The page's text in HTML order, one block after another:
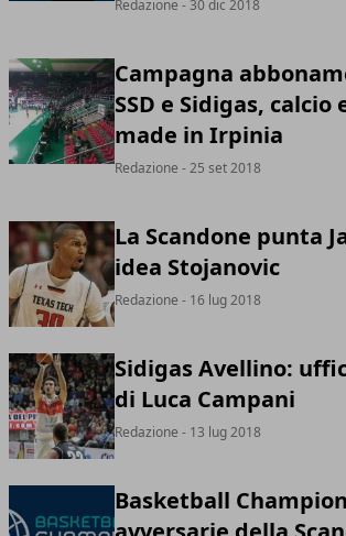
Redazione - 30 dic 2018
Campagna
SSD e Sidigas, calcio
made in Irpinia
Redazione - 25 set 2018
La Scandone punta
idea Stojanovic
Redazione - 16 lug 2018
Sidigas Avellino:
di Luca Campani
Redazione - 13 lug 2018
Basketball